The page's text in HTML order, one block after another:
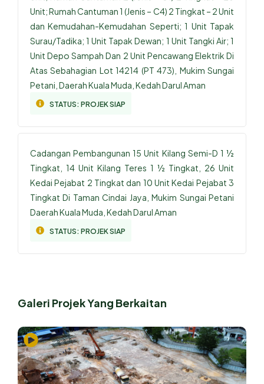
Unit; Rumah Cantuman 1 (Jenis – C4) 2 Tingkat – 2 Unit
dan Kemudahan-Kemudahan Seperti; 1 Unit Tapak
Surau/Tadika; 1 Unit Tapak Dewan; 1 Unit Tangki Air; 1
Unit Depo Sampah Dan 2 Unit Pencawang Elektrik Di
Atas Sebahagian Lot 14214 (PT 473), Mukim Sungai
Petani, Daerah Kuala Muda, Kedah Darul Aman
STATUS:PROJEK SIAP
Cadangan Pembangunan 15 Unit Kilang Semi-D 1 ½
Tingkat, 14 Unit Kilang Teres 1 ½ Tingkat, 26 Unit
Kedai Pejabat 2 Tingkat dan 10 Unit Kedai Pejabat 3
Tingkat Di Taman Cindai Jaya, Mukim Sungai Petani
Daerah Kuala Muda, Kedah Darul Aman
STATUS:PROJEK SIAP
Galeri Projek Yang Berkaitan